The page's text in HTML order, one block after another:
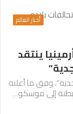
أخبار العالم
ينتقد
وفق ما أعلنه
مبطنة إلى موسكو…